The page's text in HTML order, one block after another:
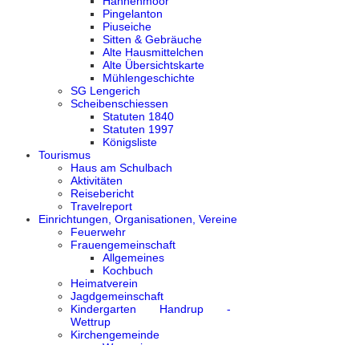
Pingelanton
Piuseiche
Sitten & Gebräuche
Alte Hausmittelchen
Alte Übersichtskarte
Mühlengeschichte
SG Lengerich
Scheibenschiessen
Statuten 1840
Statuten 1997
Königsliste
Tourismus
Haus am Schulbach
Aktivitäten
Reisebericht
Travelreport
Einrichtungen, Organisationen, Vereine
Feuerwehr
Frauengemeinschaft
Allgemeines
Kochbuch
Heimatverein
Jagdgemeinschaft
Kindergarten Handrup -
Wettrup
Kirchengemeinde